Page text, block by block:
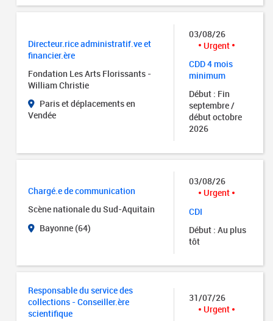
Directeur.rice administratif.ve et
financier.ère
Fondation Les Arts Florissants -
William Christie
Paris et déplacements en
Vendée
03/08/26
Urgent
CDD 4 mois
minimum
Début : Fin
septembre /
début octobre
2026
Chargé.e de communication
Scène nationale du Sud-Aquitain
Bayonne (64)
03/08/26
Urgent
CDI
Début : Au plus
tôt
Responsable du service des
collections - Conseiller.ère
scientifique
31/07/26
Urgent